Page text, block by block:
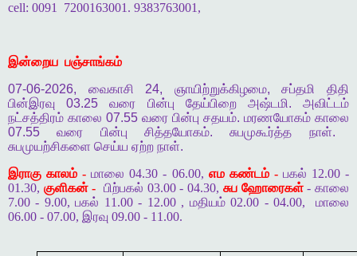
cell: 0091 7200163001. 9383763001,
இன்றைய பஞ்சாங்கம்
07-06-2026, வைகாசி 24, ஞாயிற்றுக்கிழமை,சப்தமி
திதி
பின்இரவு 03.25வரை பின்பு தேய்பிறை அஷ்டமி.அவிட்டம்
நட்சத்திரம் காலை 07.55 வரை பின்பு சதயம். மரணயோகம் காலை
07.55வரை பின்பு சித்தயோகம்.சுபமுகூர்த்த நாள்.
சுபமுயற்சிகளை செய்ய ஏற்ற நாள்.
இராகு காலம் - மாலை 04.30 - 06.00, எம கண்டம் -பகல் 12.00 -
01.30, குளிகன் - பிற்பகல் 03.00 - 04.30, சுப ஹோரைகள்- காலை
7.00 - 9.00, பகல் 11.00 - 12.00 , மதியம் 02.00 - 04.00,
மாலை
06.00 - 07.00, இரவு 09.00 - 11.00.